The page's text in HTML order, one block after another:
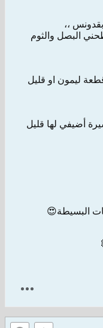
،،
البصل والثوم
ليمون او قليل
أضيفي لها قليل
البسيطة😍